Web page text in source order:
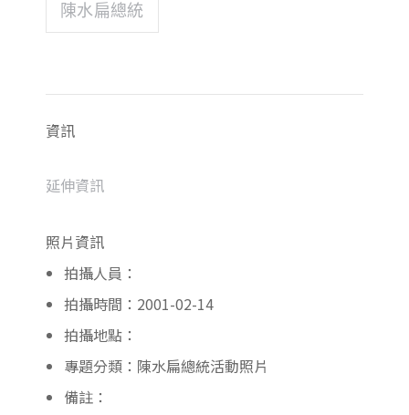
陳水扁總統
資訊
延伸資訊
照片資訊
拍攝人員：
拍攝時間：2001-02-14
拍攝地點：
專題分類：陳水扁總統活動照片
備註：